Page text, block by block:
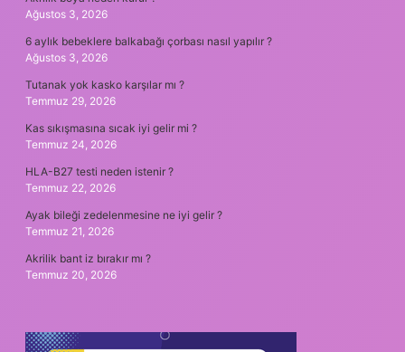
Ağustos 3, 2026
6 aylık bebeklere balkabağı çorbası nasıl yapılır ?
Ağustos 3, 2026
Tutanak yok kasko karşılar mı ?
Temmuz 29, 2026
Kas sıkışmasına sıcak iyi gelir mi ?
Temmuz 24, 2026
HLA-B27 testi neden istenir ?
Temmuz 22, 2026
Ayak bileği zedelenmesine ne iyi gelir ?
Temmuz 21, 2026
Akrilik bant iz bırakır mı ?
Temmuz 20, 2026